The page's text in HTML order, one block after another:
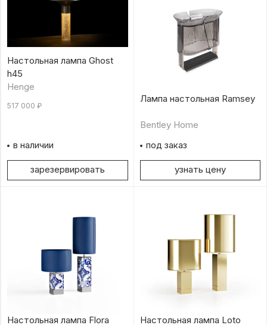
Настольная лампа Ghost
h45
Henge
517 000 ₽
в наличии
зарезервировать
Лампа настольная Ramsey
Bentley Home
под заказ
узнать цену
Настольная лампа Flora Настольная лампа Loto